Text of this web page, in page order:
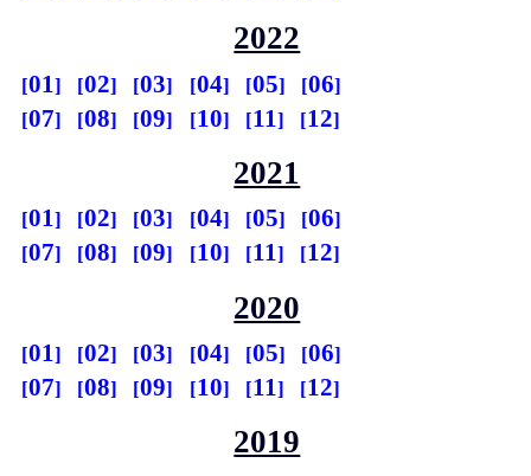
2022
01 02 03 04 05
06
07
08 09 10 11 12
2021
01 02 03 04 05
06
07
08 09 10 11 12
2020
01 02 03 04 05
06
07
08 09 10 11 12
2019